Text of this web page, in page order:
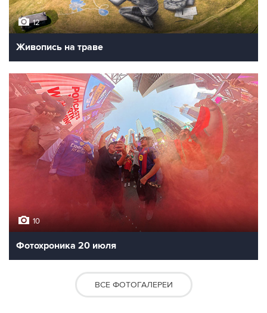
12
Живопись на траве
10
Фотохроника 20 июля
ВСЕ ФОТОГАЛЕРЕИ